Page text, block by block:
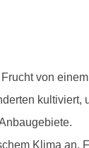
von
Klima an.